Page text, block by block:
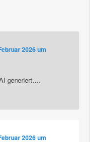
2026 um
generiert….
2026 um